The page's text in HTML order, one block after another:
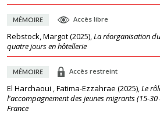
MÉMOIRE Accès libre
Rebstock, Margot(2025),La réorganisation
quatre jours en hôtellerie
MÉMOIRE Accès restreint
El Harchaoui , Fatima-Ezzahrae (2025),Le
l'accompagnement des jeunes migrants (15-30
France